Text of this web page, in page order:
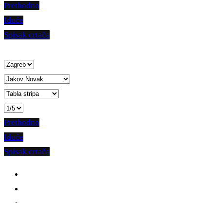
Prethodno
Iduće
Spisak crtača
Prethodno
Iduće
Spisak crtača